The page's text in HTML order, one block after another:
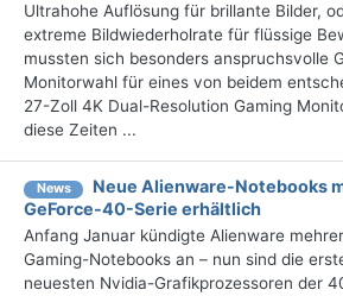
Ultrahohe Auflösung für brillante Bilder,
extreme Bildwiederholrate für flüssige
mussten sich besonders anspruchsvolle
Monitorwahl für eines von beidem
27-Zoll 4K Dual-Resolution Gaming
diese Zeiten ...
News
Neue Alienware-Notebooks
GeForce-40-Serie erhältlich
Anfang Januar kündigte Alienware
Gaming-Notebooks an – nun sind die
neuesten Nvidia-Grafikprozessoren der